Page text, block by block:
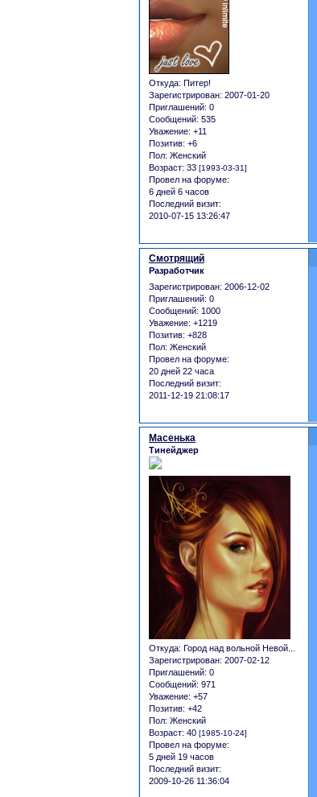
Откуда: Питер!
Зарегистрирован: 2007-01-20
Приглашений: 0
Сообщений: 535
Уважение: +11
Позитив: +6
Пол: Женский
Возраст: 33 [1993-03-31]
Провел на форуме:
6 дней 6 часов
Последний визит:
2010-07-15 13:26:47
Смотрящий
Разработчик
Зарегистрирован: 2006-12-02
Приглашений: 0
Сообщений: 1000
Уважение: +1219
Позитив: +828
Пол: Женский
Провел на форуме:
20 дней 22 часа
Последний визит:
2011-12-19 21:08:17
Масенька
Тинейджер
Откуда: Город над вольной Невой...
Зарегистрирован: 2007-02-12
Приглашений: 0
Сообщений: 971
Уважение: +57
Позитив: +42
Пол: Женский
Возраст: 40 [1985-10-24]
Провел на форуме:
5 дней 19 часов
Последний визит:
2009-10-26 11:36:04